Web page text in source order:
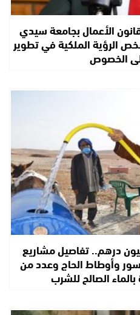
قانون الأعمال بجامعة سيدي
الرؤية الملكية في تطوير
الخصوص
مالي يقدر ب251 مليون درهم.. تفاصيل مشاريع
وأوطاط الحاج وعدد من
الصالح للشرب